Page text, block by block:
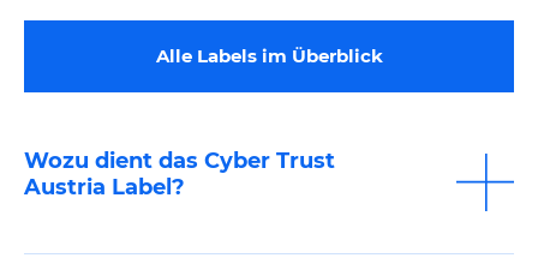
Alle Labels im Überblick
Wozu dient das Cyber Trust
Austria Label?